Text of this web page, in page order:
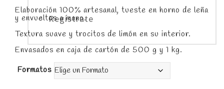
Regístrate
hasta
12,00 €
Elaboración 100% artesanal, tueste en horno de leña
y envueltos a mano.
Textura suave y trocitos de limón en su interior.
Envasados en caja de cartón de 500 g y 1 kg.
Formatos